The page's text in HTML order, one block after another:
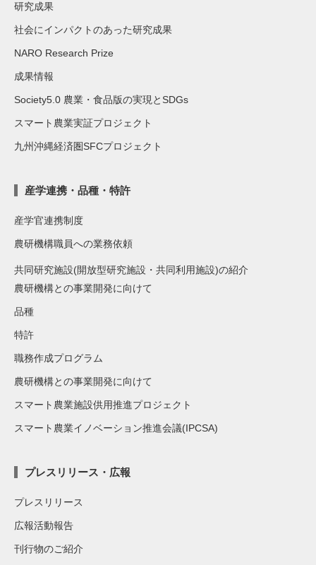
研究成果
社会にインパクトのあった研究成果
NARO Research Prize
成果情報
Society5.0 農業・食品版の実現とSDGs
スマート農業実証プロジェクト
九州沖縄経済圏SFCプロジェクト
産学連携・品種・特許
産学官連携制度
農研機構職員への業務依頼
共同研究施設(開放型研究施設・共同利用施設)の紹介
農研機構との事業開発に向けて
品種
特許
職務作成プログラム
農研機構との事業開発に向けて
スマート農業施設供用推進プロジェクト
スマート農業イノベーション推進会議(IPCSA)
プレスリリース・広報
プレスリリース
広報活動報告
刊行物のご紹介